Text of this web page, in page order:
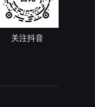
关注抖音